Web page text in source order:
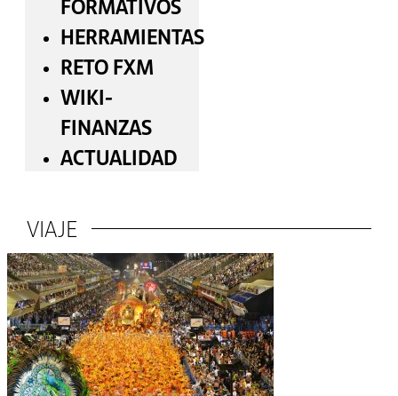
HERRAMIENTAS
RETO FXM
WIKI-
FINANZAS
ACTUALIDAD
VIAJE